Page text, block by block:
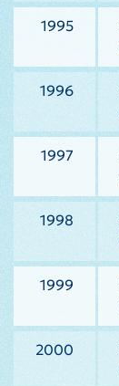
1995
1996
1997
1998
1999
2000